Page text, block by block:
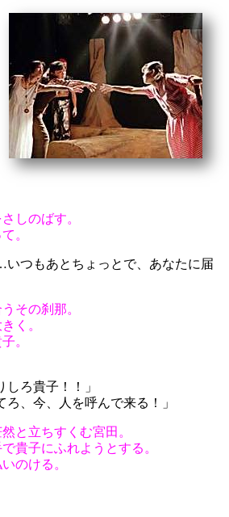
しのばす。
。
もあとちょっとで、あなたに届
その刹那。
く。
。
ろ貴子！！」
、今、人を呼んで来る！」
と立ちすくむ宮田。
貴子にふれようとする。
のける。